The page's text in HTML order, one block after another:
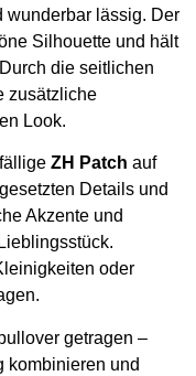
wunderbar lässig. Der
Silhouette und hält
die seitlichen
zusätzliche
Look.
ZH Patch auf
Details und
Akzente und
oder
getragen –
kombinieren und